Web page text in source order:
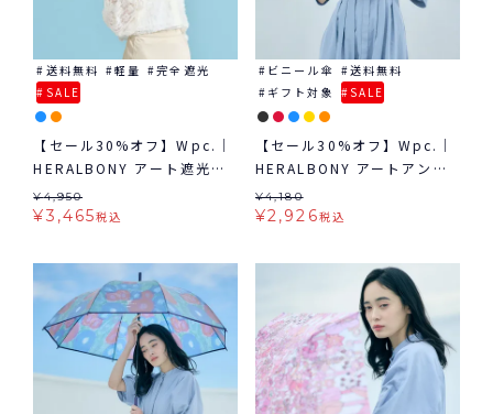
送料無料 軽量
完全遮光
SALE
【セール30%オフ】Wpc.｜
HERALBONY アート遮光軽
量日傘 mini 日傘 折りたた
み 晴雨兼用 ギフト対象 送料
¥4,950
¥3,465税込
ビニール傘
送料無料
ギフト対象
SALE
【セール30%オフ】Wpc.｜
HERALBONY アートアンブ
レラ mini 雨傘 折りたたみ
ビニール傘 ギフト対象
¥4,180
¥2,926税込